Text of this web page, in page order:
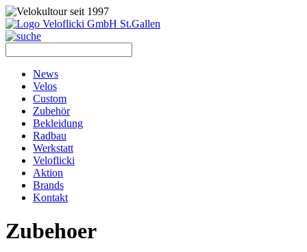
News
Velos
Custom
Zubehör
Bekleidung
Radbau
Werkstatt
Veloflicki
Aktion
Brands
Kontakt
Zubehoer